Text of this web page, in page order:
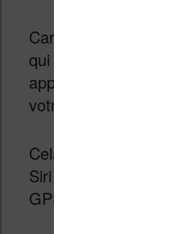
CarPlay est un
qui permet de faire
application de votre
votre voiture.
Cela peut être les
Siri ou encore des
GPS comme Waze.